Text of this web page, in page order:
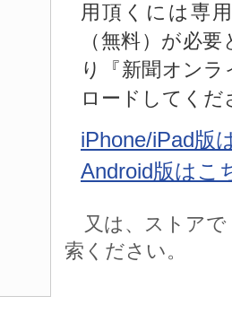
用頂くには専
（無料）が必
り『新聞オン
ロードしてくだ
iPhone/iPad版
Android版はこ
又は、ストアで
索ください。